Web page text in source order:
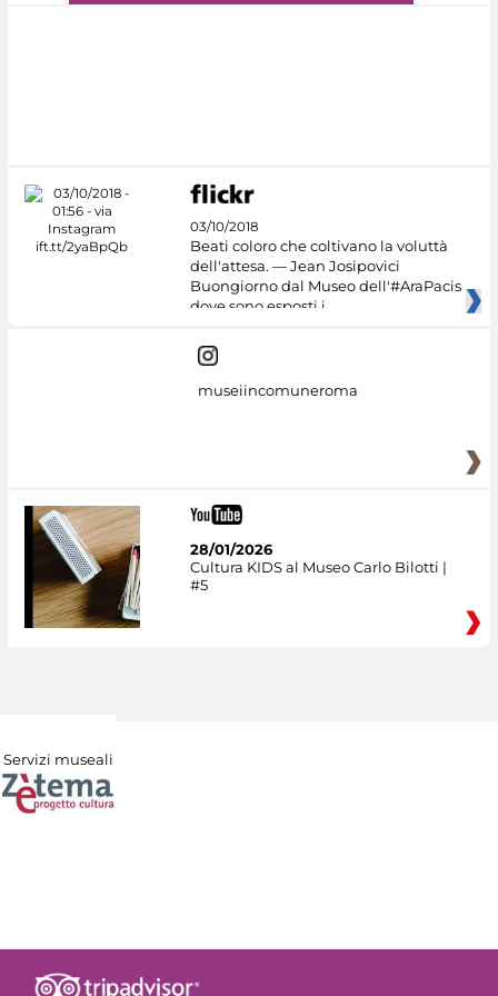
03/10/2018
Beati coloro che coltivano la voluttà
dell'attesa. — Jean Josipovici
Buongiorno dal Museo dell'#AraPacis
dove sono esposti i
museiincomuneroma
28/01/2026
Cultura KIDS al Museo Carlo Bilotti |
#5
Servizi museali